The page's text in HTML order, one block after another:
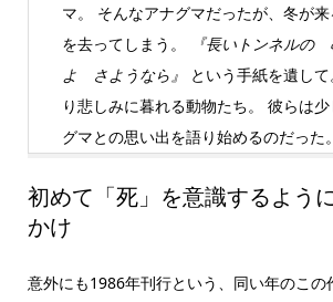
マ。 そんなアナグマだったが、冬が
を去ってしまう。
『長いトンネルの
よ さようなら』
という手紙を遺し
り悲しみに暮れる動物たち。 彼らは
グマとの思い出を語り始めるのだった。
初めて「死」を意識するよう
かけ
意外にも1986年刊行という、同い年のこの